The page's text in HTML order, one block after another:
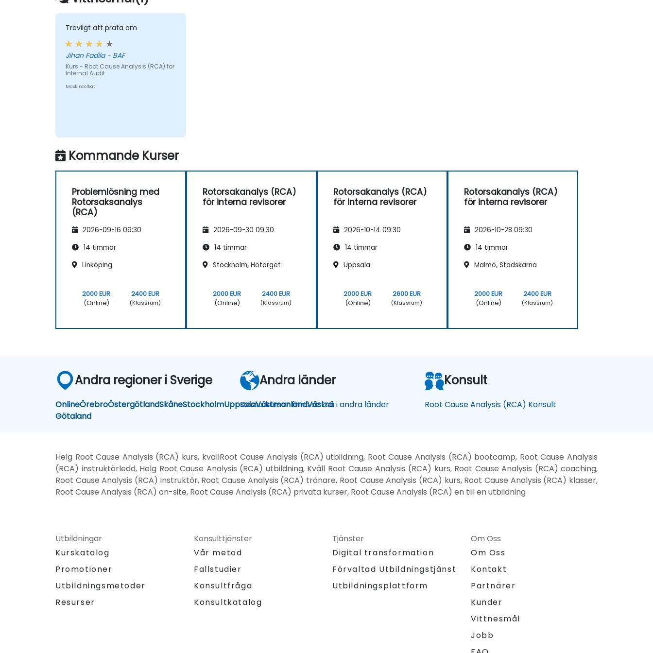
inflytande över den högre ledningen
och de som blir granskade.
Trevligt att prata om
Jihan Fadila - BAF
Kurs - Root Cause Analysis (RCA) for
Internal Audit
Maskintolkat
Kommande Kurser
Problemlösning med
Rotorsaksanalys
(RCA)
2026-09-16 09:30
14 timmar
Linköping
2000 EUR
(Online)
2400 EUR
(Klassrum)
Rotorsakanalys (RCA)
för interna revisorer
2026-09-30 09:30
14 timmar
Stockholm, Hötorget
2000 EUR
(Online)
2400 EUR
(Klassrum)
Rotorsakanalys (RCA)
för interna revisorer
2026-10-14 09:30
14 timmar
Uppsala
2000 EUR
(Online)
2600 EUR
(Klassrum)
Rotorsakanalys (RCA)
för interna revisorer
2026-10-28 09:30
14 timmar
Malmö, Stadskärna
2000 EUR
(Online)
2400 EUR
(Klassrum)
Andra regioner i Sverige
OnlineÖrebroÖstergötlandSkåneStockholmUppsalaVästmanlandVästra
Götaland
Andra länder
Dessa kurser finns också i andra länder
Konsult
Root Cause Analysis (RCA) Konsult
Helg Root Cause Analysis (RCA) kurs, kvällRoot Cause Analysis (RCA) utbildning, Root Cause Analysis (RCA) bootcamp, Root Cause Analysis
(RCA) instruktörledd, Helg Root Cause Analysis (RCA) utbildning, Kväll Root Cause Analysis (RCA) kurs, Root Cause Analysis (RCA) coaching,
Root Cause Analysis (RCA) instruktör, Root Cause Analysis (RCA) tränare, Root Cause Analysis (RCA) kurs, Root Cause Analysis (RCA) klasser,
Root Cause Analysis (RCA) on-site, Root Cause Analysis (RCA) privata kurser, Root Cause Analysis (RCA) en till en utbildning
Utbildningar
Kurskatalog
Promotioner
Utbildningsmetoder
Resurser
Konsulttjänster
Vår metod
Fallstudier
Konsultfråga
Konsultkatalog
Tjänster
Digital transformation
Förvaltad Utbildningstjänst
Utbildningsplattform
Om Oss
Om Oss
Kontakt
Partnärer
Kunder
Vittnesmål
Jobb